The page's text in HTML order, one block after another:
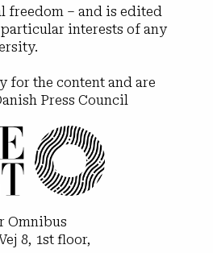
freedom – and is edited
interests of any
for the content and are
Press Council
Omnibus
8, 1st floor,